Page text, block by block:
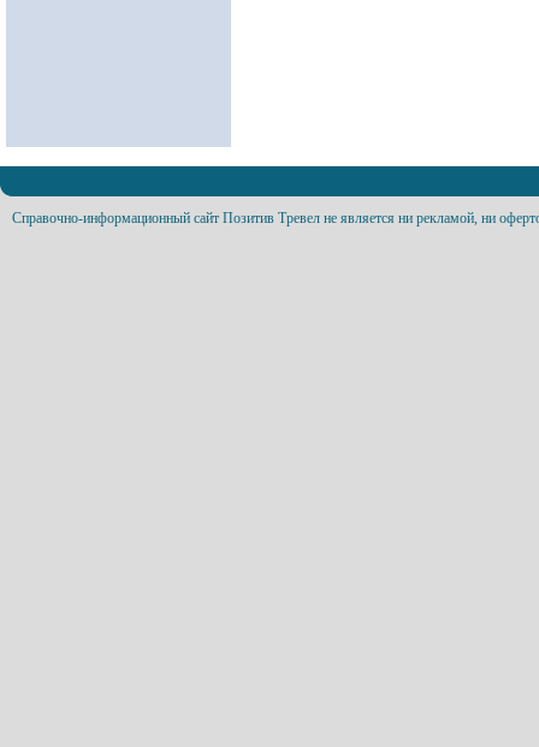
Справочно-информационный сайт Позитив Тревел не является ни рекламой, ни